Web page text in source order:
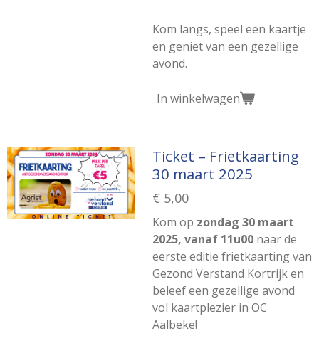
Kom langs, speel een kaartje
en geniet van een gezellige
avond.
In winkelwagen
Ticket – Frietkaarting
30 maart 2025
€ 5,00
Kom op zondag 30 maart
2025, vanaf 11u00 naar de
eerste editie frietkaarting van
Gezond Verstand Kortrijk en
beleef een gezellige avond
vol kaartplezier in OC
Aalbeke!